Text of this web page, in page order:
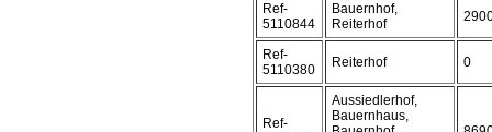
Ref-
5110844
Bauernhof,
Reiterhof
Ref-
5110380
Reiterhof 0
Ref-
Aussiedlerhof,
Bauernhaus,